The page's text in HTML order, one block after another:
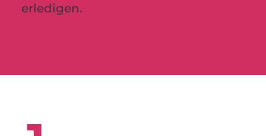
erledigen.